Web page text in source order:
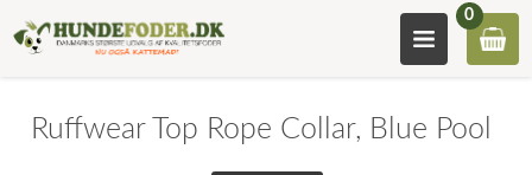
0
Ruffwear Top Rope Collar, Blue Pool